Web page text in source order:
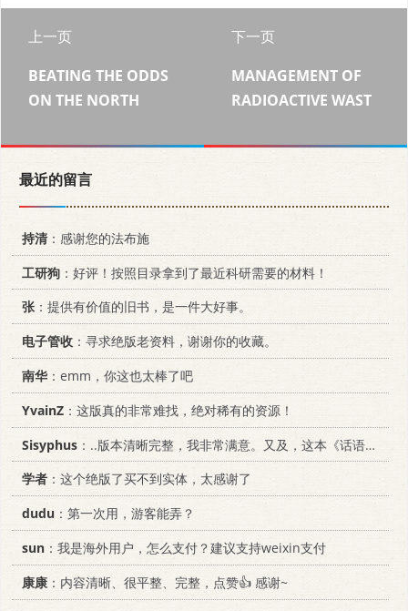
上一页
BEATING THE ODDS
ON THE NORTH
下一页
MANAGEMENT OF
RADIOACTIVE WAST
最近的留言
持清：感谢您的法布施
工研狗 ：好评！按照目录拿到了最近科研需要的材料！
张：提供有价值的旧书，是一件大好事。
电子管收 ：寻求绝版老资料，谢谢你的收藏。
南华：emm，你这也太棒了吧
YvainZ ：这版真的非常难找，绝对稀有的资源！
Sisyphus ：..版本清晰完整，我非常满意。又及，这本《话语的真相》...
学者 ：这个绝版了买不到实体，太感谢了
dudu ：第一次用，游客能弄？
sun ：我是海外用户，怎么支付？建议支持weixin支付
康康 ：内容清晰、很平整、完整，点赞👍 感谢~